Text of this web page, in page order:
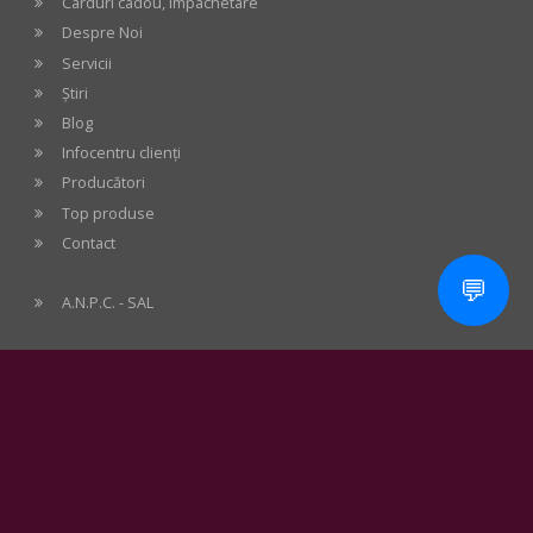
Despre Noi
Servicii
Știri
Blog
Infocentru clienți
Producători
Top produse
Contact
A.N.P.C. - SAL 💬